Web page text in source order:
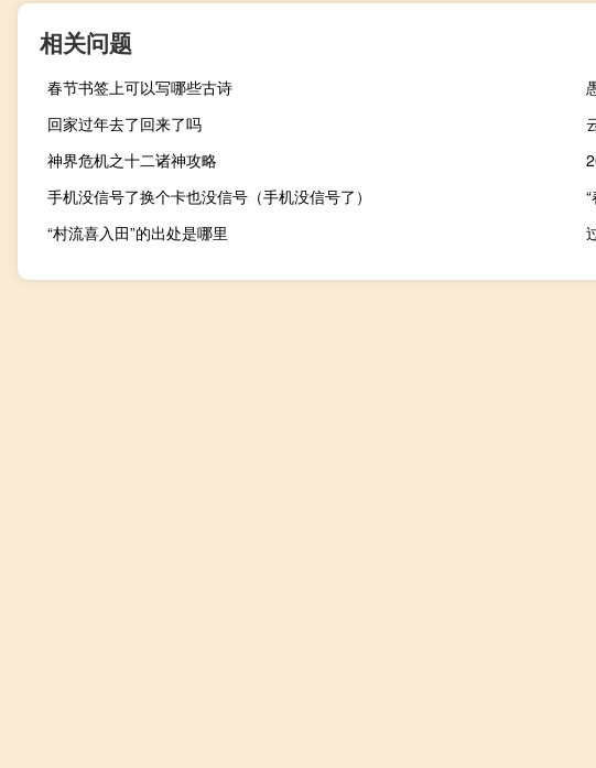
相关问题
春节书签上可以写哪些古诗
回家过年去了回来了吗
神界危机之十二诸神攻略
手机没信号了换个卡也没信号（手机没信号了）
“村流喜入田”的出处是哪里